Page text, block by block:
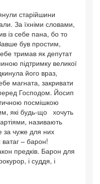
старійшини
За їхніми словами,
із себе пана, бо то
був простим,
тримав як депутат
підтримку великої
його враз,
магната, закривати
Господом. Йосип
посмішкою
які будь-що хочуть
називають
чуже для них
– барон!
предків. Барон для
і суддя, і